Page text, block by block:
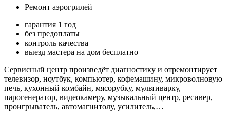
Ремонт аэрогрилей
гарантия 1 год
без предоплаты
контроль качества
выезд мастера на дом бесплатно
Сервисный центр произведёт диагностику и отремонтирует
телевизор, ноутбук, компьютер, кофемашину, микроволновую
печь, кухонный комбайн, мясорубку, мультиварку,
парогенератор, видеокамеру, музыкальный центр, ресивер,
проигрыватель, автомагнитолу, усилитель,…